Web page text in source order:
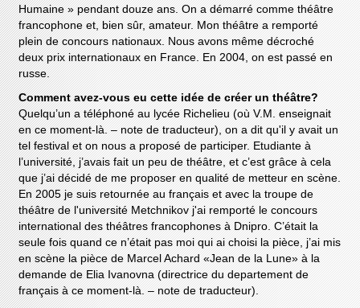
Humaine » pendant douze ans. On a démarré comme théâtre
francophone et, bien sûr, amateur. Mon théâtre a remporté
plein de concours nationaux. Nous avons même décroché
deux prix internationaux en France. En 2004, on est passé en
russe.
Comment avez-vous eu cette idée de créer un théâtre?
Quelqu’un a téléphoné au lycée Richelieu (où V.M. enseignait
en ce moment-là. – note de traducteur), on a dit qu'il y avait un
tel festival et on nous a proposé de participer. Etudiante à
l’université, j’avais fait un peu de théâtre, et c’est grâce à cela
que j’ai décidé de me proposer en qualité de metteur en scène.
En 2005 je suis retournée au français et avec la troupe de
théâtre de l'université Metchnikov j'ai remporté le concours
international des théâtres francophones à Dnipro. C’était la
seule fois quand ce n’était pas moi qui ai choisi la pièce, j’ai mis
en scène la pièce de Marcel Achard «Jean de la Lune» à la
demande de Elia Ivanovna (directrice du departement de
français à ce moment-là. – note de traducteur).